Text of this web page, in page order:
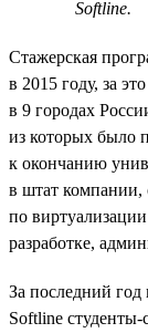
Softline.
Стажерская
в 2015 году, за
в 9 городах
из которых было
к окончанию
в штат компании,
по
разработке,
За последний год
Softline